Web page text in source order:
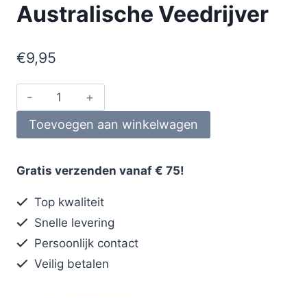
Australische Veedrijver
€9,95
Toevoegen aan winkelwagen
Gratis verzenden vanaf € 75!
Top kwaliteit
Snelle levering
Persoonlijk contact
Veilig betalen